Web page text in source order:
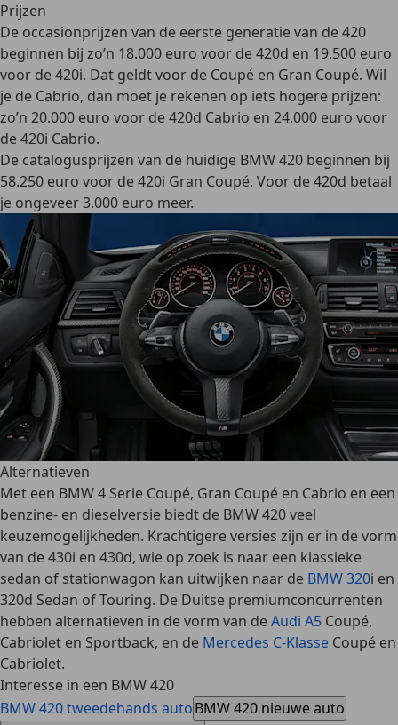
Prijzen
De occasionprijzen van de eerste generatie van de 420
beginnen bij zo’n 18.000 euro voor de 420d en 19.500 euro
voor de 420i. Dat geldt voor de Coupé en Gran Coupé. Wil
je de Cabrio, dan moet je rekenen op iets hogere prijzen:
zo’n 20.000 euro voor de 420d Cabrio en 24.000 euro voor
de 420i Cabrio.
De catalogusprijzen van de huidige BMW 420 beginnen bij
58.250 euro voor de 420i Gran Coupé. Voor de 420d betaal
je ongeveer 3.000 euro meer.
Alternatieven
Met een BMW 4 Serie Coupé, Gran Coupé en Cabrio en een
benzine- en dieselversie biedt de BMW 420 veel
keuzemogelijkheden. Krachtigere versies zijn er in de vorm
van de 430i en 430d, wie op zoek is naar een klassieke
sedan of stationwagon kan uitwijken naar de BMW 320i en
320d Sedan of Touring. De Duitse premiumconcurrenten
hebben alternatieven in de vorm van deAudi A5 Coupé,
Cabriolet en Sportback, en de Mercedes C-Klasse Coupé en
Cabriolet.
Interesse in een BMW 420
BMW 420 tweedehands autoBMW 420 nieuwe auto